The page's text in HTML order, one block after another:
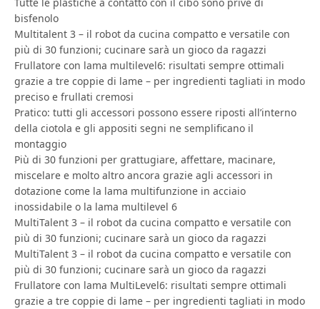
bisfenolo
Multitalent 3 – il robot da cucina compatto e versatile con
più di 30 funzioni; cucinare sarà un gioco da ragazzi
Frullatore con lama multilevel6: risultati sempre ottimali
grazie a tre coppie di lame – per ingredienti tagliati in modo
preciso e frullati cremosi
Pratico: tutti gli accessori possono essere riposti all’interno
della ciotola e gli appositi segni ne semplificano il
montaggio
Più di 30 funzioni per grattugiare, affettare, macinare,
miscelare e molto altro ancora grazie agli accessori in
dotazione come la lama multifunzione in acciaio
inossidabile o la lama multilevel 6
MultiTalent 3 – il robot da cucina compatto e versatile con
più di 30 funzioni; cucinare sarà un gioco da ragazzi
MultiTalent 3 – il robot da cucina compatto e versatile con
più di 30 funzioni; cucinare sarà un gioco da ragazzi
Frullatore con lama MultiLevel6: risultati sempre ottimali
grazie a tre coppie di lame – per ingredienti tagliati in modo